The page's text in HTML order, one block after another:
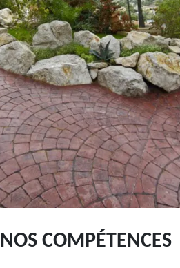
NOS COMPÉTENCES